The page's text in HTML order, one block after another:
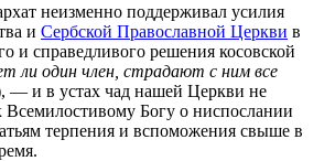
неизменно поддерживал усилия
и Сербской Православной Церкви в
и справедливого решения косовской
ли один член, страдают с ним все
— и в устах чад нашей Церкви не
Всемилостивому Богу о ниспослании
терпения и вспоможения свыше в